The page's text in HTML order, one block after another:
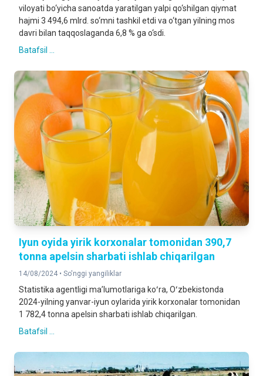
viloyati bo‘yicha sanoatda yaratilgan yalpi qo‘shilgan qiymat
hajmi 3 494,6 mlrd. so‘mni tashkil etdi va o‘tgan yilning mos
davri bilan taqqoslaganda 6,8 % ga o‘sdi.
Batafsil ...
Iyun oyida yirik korxonalar tomonidan 390,7
tonna apelsin sharbati ishlab chiqarilgan
14/08/2024 • So'nggi yangiliklar
Statistika agentligi maʼlumotlariga koʻra, Oʻzbekistonda
2024-yilning yanvar-iyun oylarida yirik korxonalar tomonidan
1 782,4 tonna apelsin sharbati ishlab chiqarilgan.
Batafsil ...